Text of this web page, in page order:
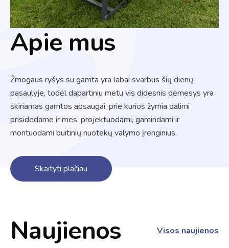
Apie mus
Žmogaus ryšys su gamta yra labai svarbus šių dienų
pasaulyje, todėl dabartiniu metu vis didesnis dėmesys yra
skiriamas gamtos apsaugai, prie kurios žymia dalimi
prisidedame ir mes, projektuodami, gamindami ir
montuodami buitinių nuotekų valymo įrenginius.
Skaityti plačiau
Naujienos Visos naujienos